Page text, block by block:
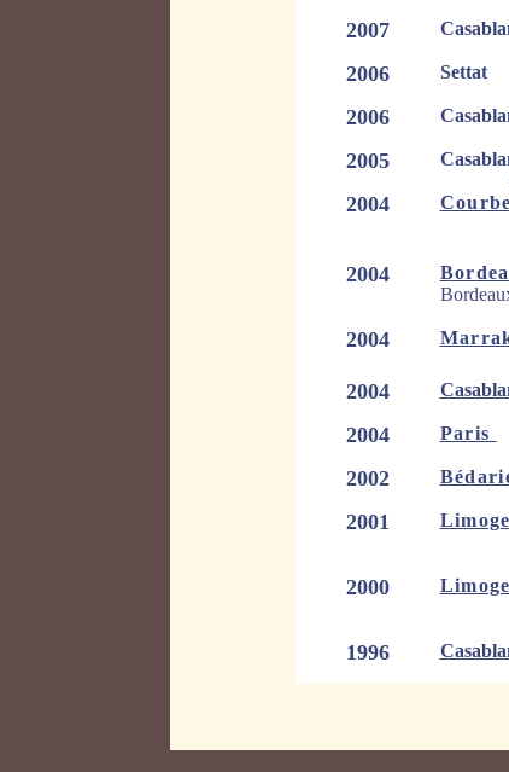
2007
2006
2006
2005
10-
2004
2004
2004
2004
2004 Paris
2002
2001
2000
1996